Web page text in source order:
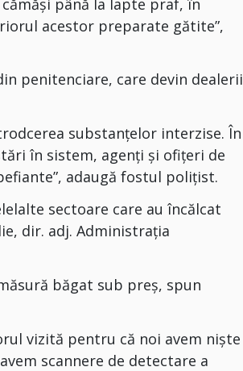
acestor preparate gătite”,
penitenciare, care devin dealerii
substanţelor interzise. În
în sistem, agenţi şi ofiţeri de
adaugă fostul polițist.
sectoare care au încălcat
dir. adj. Administraţia
băgat sub preş, spun
vizită pentru că noi avem nişte
scannere de detectare a